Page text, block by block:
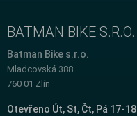
BATMAN BIKE S.R.O.
Batman Bike s.r.o.
Mladcovská 388
760 01 Zlín
Otevřeno Út, St, Čt, Pá 17-18